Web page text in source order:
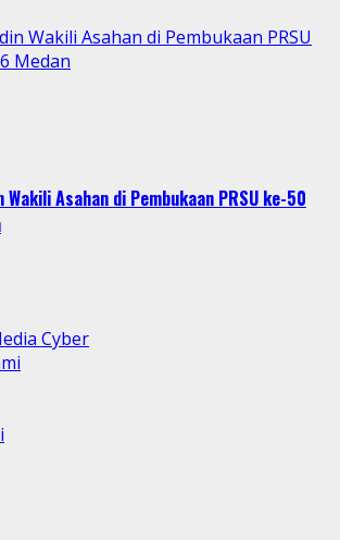
Wakili Asahan di Pembukaan PRSU
Medan
Asahan di Pembukaan PRSU ke-50
Cyber